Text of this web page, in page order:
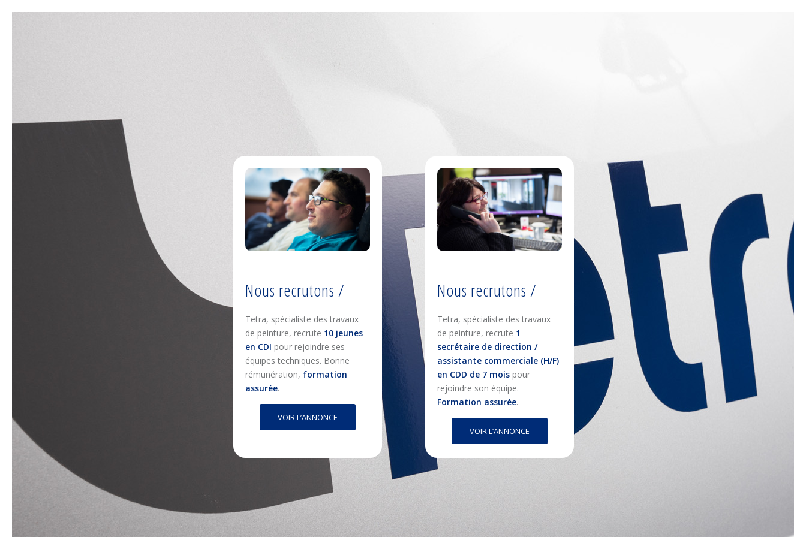
Nous recrutons /
Tetra, spécialiste des travaux
de peinture, recrute 10 jeunes
en CDI pour rejoindre ses
équipes techniques. Bonne
rémunération, formation
assurée.
VOIR L’ANNONCE
Nous recrutons /
Tetra, spécialiste des travaux
de peinture, recrute 1
secrétaire de direction /
assistante commerciale (H/F)
en CDD de 7 mois pour
rejoindre son équipe.
Formation assurée.
VOIR L’ANNONCE